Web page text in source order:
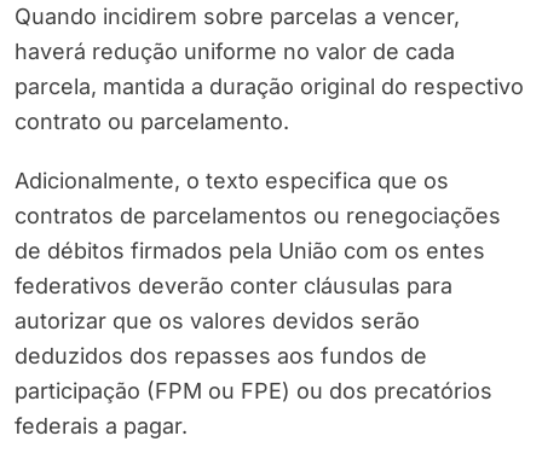
Quando incidirem sobre parcelas a vencer,
haverá redução uniforme no valor de cada
parcela, mantida a duração original do respectivo
contrato ou parcelamento.
Adicionalmente, o texto especifica que os
contratos de parcelamentos ou renegociações
de débitos firmados pela União com os entes
federativos deverão conter cláusulas para
autorizar que os valores devidos serão
deduzidos dos repasses aos fundos de
participação (FPM ou FPE) ou dos precatórios
federais a pagar.